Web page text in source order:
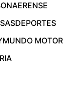
DEPORTES
MUNDO MOTOR